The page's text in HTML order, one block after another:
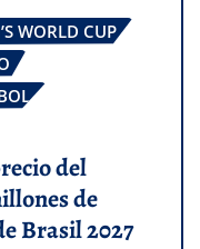
WORLD CUP
del
de
Brasil 2027